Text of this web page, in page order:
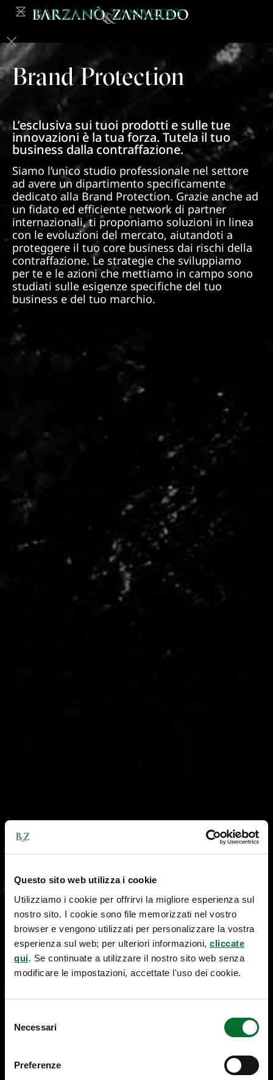
Questo sito web utilizza i cookie
Utilizziamo i cookie per offrirvi la migliore esperienza sul
nostro sito. I cookie sono file memorizzati nel vostro
browser e vengono utilizzati per personalizzare la vostra
esperienza sul web; per ulteriori informazioni, cliccate
qui. Se continuate a utilizzare il nostro sito web senza
modificare le impostazioni, accettate l'uso dei cookie.
delNecessari
Preferenze
Brand Protection
L’esclusiva sui tuoi prodotti e sulle tue
innovazioni è la tua forza. Tutela il tuo
business dalla contraffazione.
Siamo l’unico studio professionale nel settore
ad avere un dipartimento specificamente
dedicato alla Brand Protection. Grazie anche ad
un fidato ed efficiente network di partner
internazionali, ti proponiamo soluzioni in linea
con le evoluzioni del mercato, aiutandoti a
proteggere il tuo core business dai rischi della
contraffazione. Le strategie che sviluppiamo
per te e le azioni che mettiamo in campo sono
studiati sulle esigenze specifiche del tuo
business e del tuo marchio.